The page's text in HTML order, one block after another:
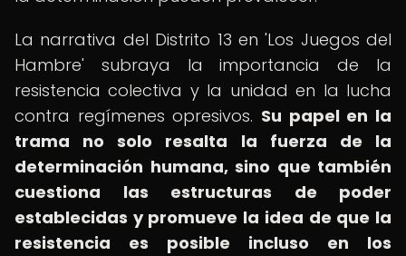
La narrativa del Distrito 13 en 'Los Juegos del
Hambre' subraya la importancia de la
resistencia colectiva y la unidad en la lucha
contra regímenes opresivos. Su papel en la
trama no solo resalta la fuerza de la
determinación humana, sino que también
cuestiona las estructuras de poder
establecidas y promueve la idea de que la
resistencia es posible incluso en los